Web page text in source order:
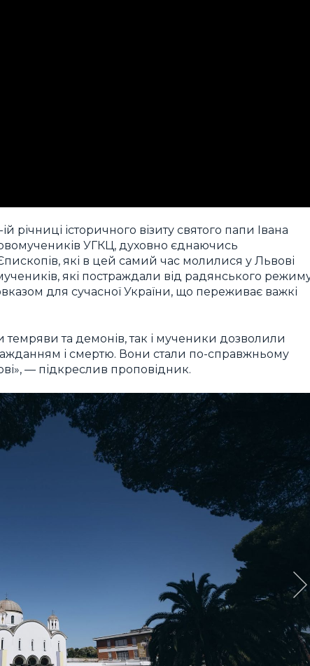
історичного візиту святого папи Івана
УГКЦ, духовно єднаючись
які в цей самий час молилися у Львові
які постраждали від радянського
для сучасної України, що переживає важкі
темряви та демонів, так і мученики дозволили
і смертю. Вони стали по-справжньому
— підкреслив проповідник.